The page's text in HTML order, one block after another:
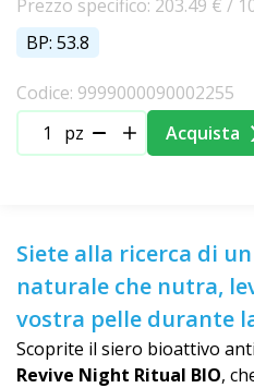
Prezzo specifico: 203.49 € /
BP: 53.8
Codice: 9999000090002255
pz
Acquista
Siete alla ricerca di
naturale che nutra,
vostra pelle durante
Scoprite il siero bioattivo
Revive Night Ritual BIO,